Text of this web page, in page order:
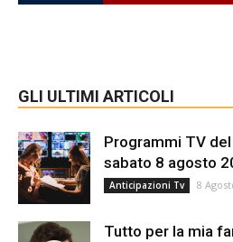
GLI ULTIMI ARTICOLI
Programmi TV
sabato 8 agosto
Anticipazioni Tv 8
Tutto per la mia